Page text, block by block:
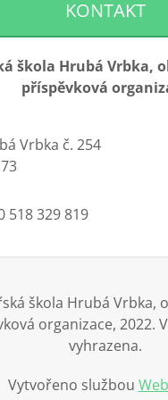
KONTAKT
škola Hrubá Vrbka,
příspěvková
Vrbka č. 254
518 329 819
škola Hrubá Vrbka,
organizace, 2022.
vyhrazena.
Vytvořeno službou